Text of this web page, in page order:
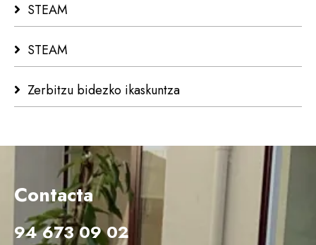
STEAM
STEAM
Zerbitzu bidezko ikaskuntza
Contacta
94 673 09 02